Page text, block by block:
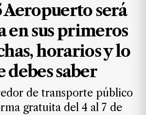
Aeropuerto será
en sus primeros
horarios y lo
debes saber
de transporte público
gratuita del 4 al 7 de